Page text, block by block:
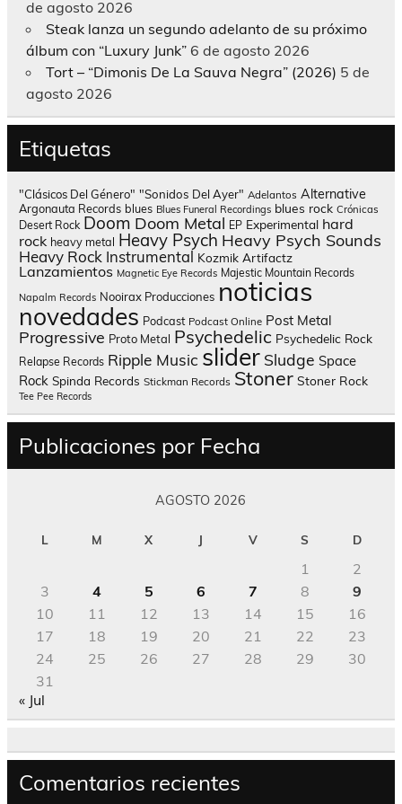
de agosto 2026
Steak lanza un segundo adelanto de su próximo
álbum con “Luxury Junk” 6 de agosto 2026
Tort – “Dimonis De La Sauva Negra” (2026) 5 de
agosto 2026
Etiquetas
"Clásicos Del Género" "Sonidos Del Ayer" Adelantos Alternative
Argonauta Records blues Blues Funeral Recordings blues rock Crónicas
Desert Rock Doom Doom Metal EP Experimental hard
rock heavy metal Heavy Psych Heavy Psych Sounds
Heavy Rock Instrumental Kozmik Artifactz
Lanzamientos Magnetic Eye Records Majestic Mountain Records
Napalm Records Nooirax Producciones noticias
novedades Podcast Podcast Online Post Metal
Progressive Proto Metal Psychedelic Psychedelic Rock
Relapse Records Ripple Music slider Sludge Space
Rock Spinda Records Stickman Records Stoner Stoner Rock
Tee Pee Records
Publicaciones por Fecha
AGOSTO 2026
L M X J V S D
1
2
3
4 5 6 7 8
9
10
11 12 13 14 15
16
17
18 19 20 21 22
23
24
25 26 27 28 29
30
31
« Jul
Comentarios recientes